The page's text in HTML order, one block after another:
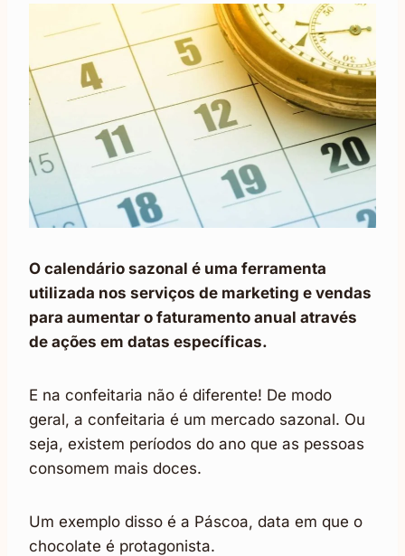
O calendário sazonal é uma ferramenta
utilizada nos serviços de marketing e vendas
para aumentar o faturamento anual através
de ações em datas específicas.
E na confeitaria não é diferente! De modo
geral, a confeitaria é um mercado sazonal. Ou
seja, existem períodos do ano que as pessoas
consomem mais doces.
Um exemplo disso é a Páscoa, data em que o
chocolate é protagonista.